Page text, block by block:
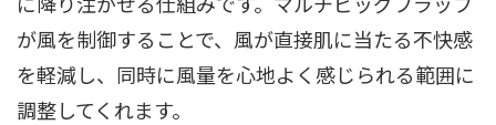
が風を制御することで、風が直接肌に当たる不快感
を軽減し、同時に風量を心地よく感じられる範囲に
調整してくれます。